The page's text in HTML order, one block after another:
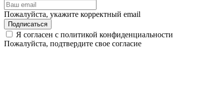
Пожалуйста, укажите корректный email
Я согласен с политикой конфиденциальности
Пожалуйста, подтвердите свое согласие